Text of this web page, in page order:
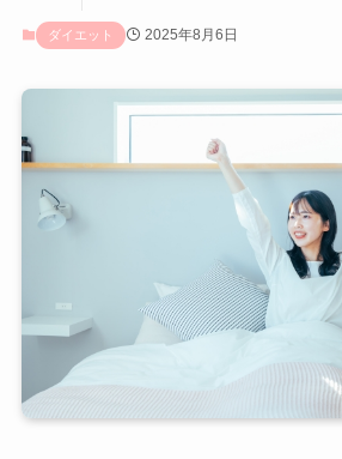
ダイエット 2025年8月6日